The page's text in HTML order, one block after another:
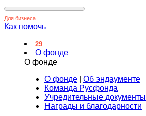
Для бизнеса
Как помочь
29
О фонде
О фонде
О фонде
Об эндаументе
Команда Русфонда
Учредительные документы
Награды и благодарности